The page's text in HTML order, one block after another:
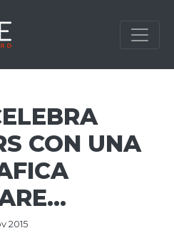
CON UNA
2015